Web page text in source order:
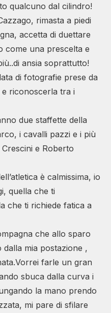
qualcuno dal cilindro!
rimasta a piedi
accetta di duettare
come una prescelta e
ansia soprattutto!
di fotografie prese da
riconoscerla tra i
due staffette della
i cavalli pazzi e i più
e Roberto
è calmissima, io
quella che ti
che ti richiede fatica a
che allo sparo
mia postazione ,
farle un gran
sbuca dalla curva i
la mano prendo
mi pare di sfilare